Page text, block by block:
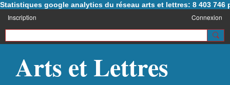
Statistiques google analytics du réseau arts et lettres: 8 403 746
Inscription Connexion
Arts et Lettres